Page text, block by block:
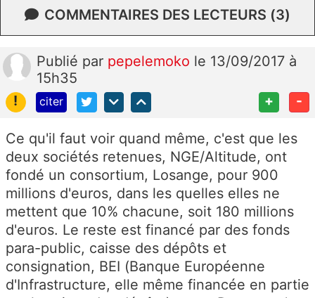
COMMENTAIRES DES LECTEURS (3)
Publié par pepelemoko le 13/09/2017 à
15h35
!
citer + -
Ce qu'il faut voir quand même, c'est que les
deux sociétés retenues, NGE/Altitude, ont
fondé un consortium, Losange, pour 900
millions d'euros, dans les quelles elles ne
mettent que 10% chacune, soit 180 millions
d'euros. Le reste est financé par des fonds
para-public, caisse des dépôts et
consignation, BEI (Banque Européenne
d'Infrastructure, elle même financée en partie